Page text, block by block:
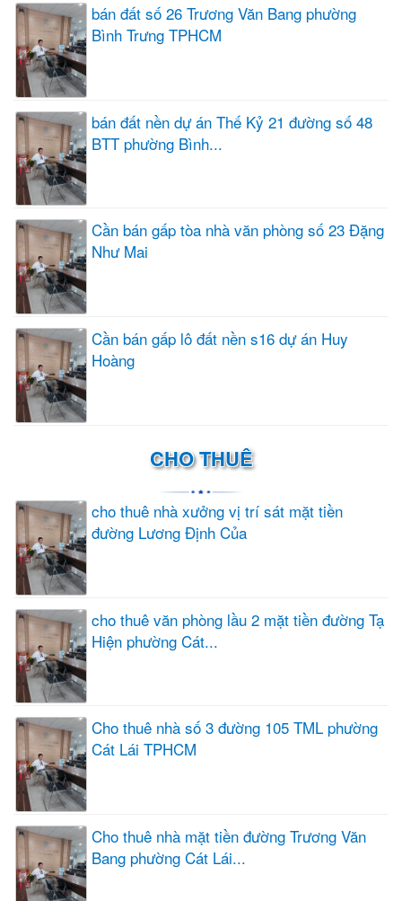
bán đất số 26 Trương Văn Bang phường
Bình Trưng TPHCM
bán đất nền dự án Thế Kỷ 21 đường số 48
BTT phường Bình...
Cần bán gấp tòa nhà văn phòng số 23 Đặng
Như Mai
Cần bán gấp lô đất nền s16 dự án Huy
Hoàng
CHO THUÊ
cho thuê nhà xưởng vị trí sát mặt tiền
đường Lương Định Của
cho thuê văn phòng lầu 2 mặt tiền đường Tạ
Hiện phường Cát...
Cho thuê nhà số 3 đường 105 TML phường
Cát Lái TPHCM
Cho thuê nhà mặt tiền đường Trương Văn
Bang phường Cát Lái...